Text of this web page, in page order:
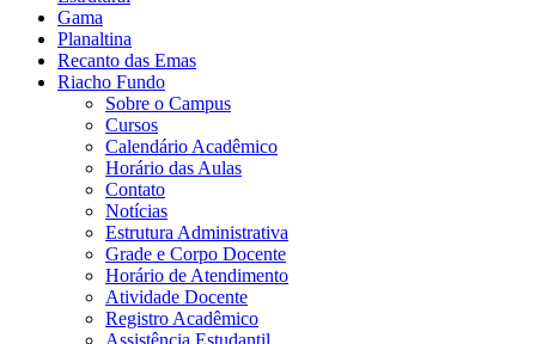
Gama
Planaltina
Recanto das Emas
Riacho Fundo
Sobre o Campus
Cursos
Calendário Acadêmico
Horário das Aulas
Contato
Notícias
Estrutura Administrativa
Grade e Corpo Docente
Horário de Atendimento
Atividade Docente
Registro Acadêmico
Assistência Estudantil